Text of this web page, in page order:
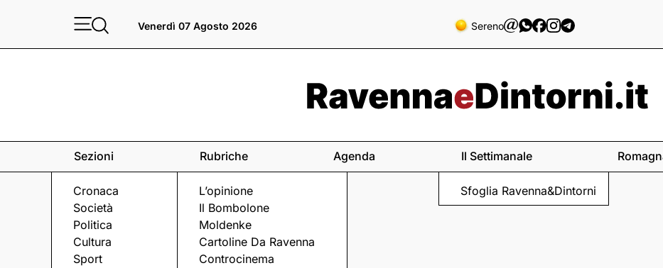
Venerdì 07 Agosto 2026 Sereno
Sezioni
Cronaca
Società
Politica
Cultura
Sport
Rubriche
L’opinione
Il Bombolone
Moldenke
Cartoline Da Ravenna
Controcinema
Agenda Il Settimanale
Sfoglia Ravenna&Dintorni